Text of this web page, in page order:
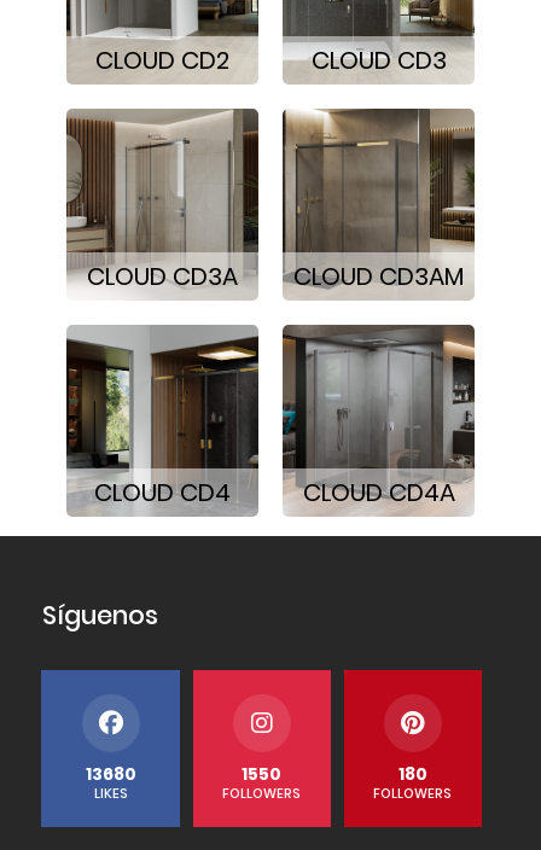
CLOUD CD2 CLOUD CD3
CLOUD CD3A CLOUD CD3AM
CLOUD CD4 CLOUD CD4A
13680 1550 180